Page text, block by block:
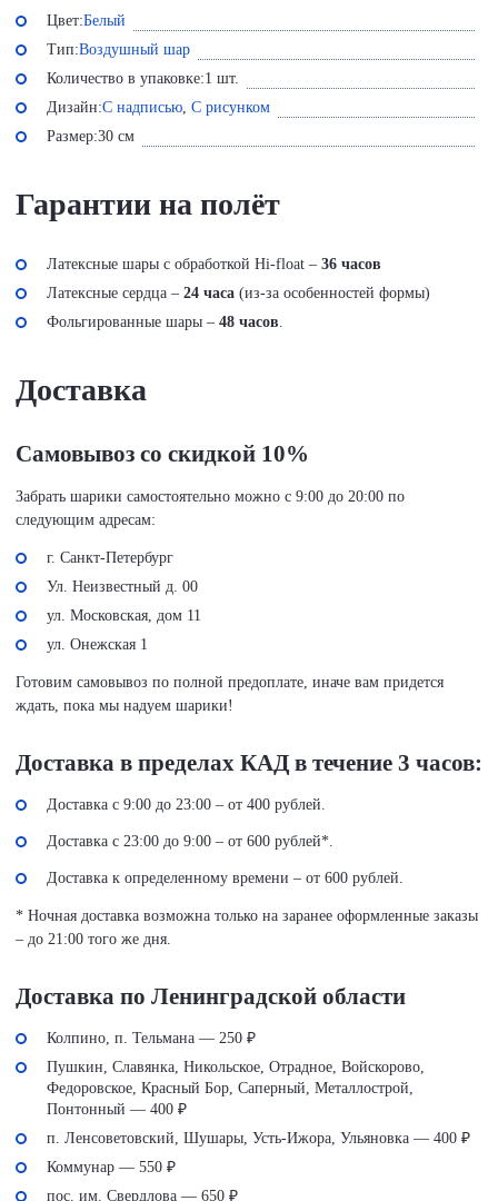
Цвет:Белый
Тип:Воздушный шар
Количество в упаковке:1 шт.
Дизайн:С надписью С рисунком
Размер:30 см
Гарантии на полёт
Латексные шары с обработкой Hi-float – 36 часов
Латексные сердца – 24 часа (из-за особенностей формы)
Фольгированные шары – 48 часов
Доставка
Самовывоз со скидкой 10%
Забрать шарики самостоятельно можно с 9:00 до 20:00 по
следующим адресам:
г. Санкт-Петербург
Ул. Неизвестный д. 00
ул. Московская, дом 11
ул. Онежская 1
Готовим самовывоз по полной предоплате, иначе вам придется
ждать, пока мы надуем шарики!
Доставка в пределах КАД в течение 3 часов:
Доставка с 9:00 до 23:00 – от 400 рублей.
Доставка с 23:00 до 9:00 – от 600 рублей*.
Доставка к определенному времени – от 600 рублей.
* Ночная доставка возможна только на заранее оформленные заказы
– до 21:00 того же дня.
Доставка по Ленинградской области
Колпино, п. Тельмана — 250 ₽
Пушкин, Славянка, Никольское, Отрадное, Войскорово,
Федоровское, Красный Бор, Саперный, Металлострой,
Понтонный — 400 ₽
п. Ленсоветовский, Шушары, Усть-Ижора, Ульяновка — 400 ₽
Коммунар — 550 ₽
пос. им. Свердлова — 650 ₽